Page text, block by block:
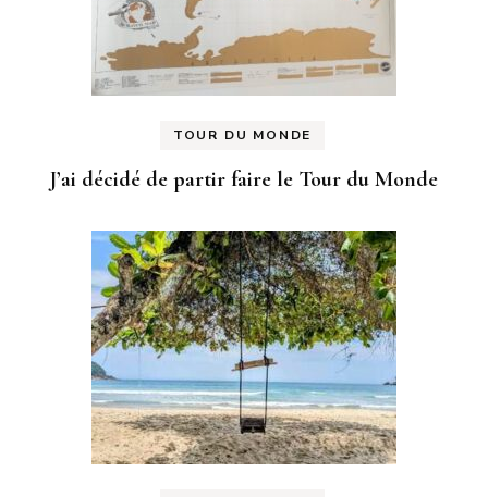
TOUR DU MONDE
J’ai décidé de partir faire le Tour du Monde